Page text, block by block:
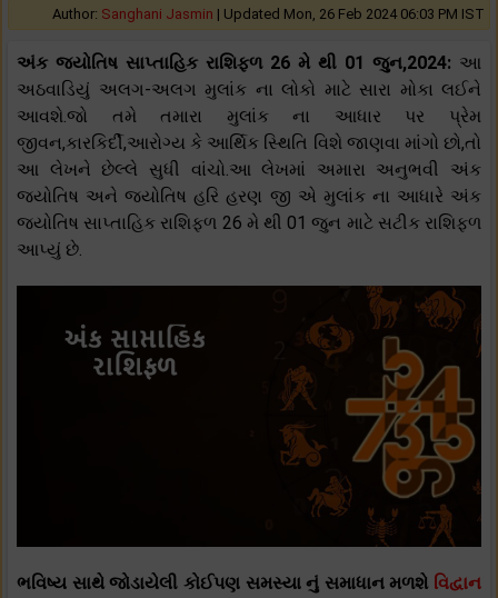
Author: Sanghani Jasmin | Updated Mon, 26 Feb 2024 06:03 PM IST
અંક જ્યોતિષ સાપ્તાહિક રાશિફળ 26 મે થી 01 જુન,2024: આ
અઠવાડિયું અલગ-અલગ મુલાંક ના લોકો માટે સારા મોકા લઈને
આવશે.જો તમે તમારા મુલાંક ના આધાર પર પ્રેમ
જીવન,કારકિર્દી,આરોગ્ય કે આર્થિક સ્થિતિ વિશે જાણવા માંગો છો,તો
આ લેખને છેલ્લે સુધી વાંચો.આ લેખમાં અમારા અનુભવી અંક
જ્યોતિષ અને જ્યોતિષ હરિ હરણ જી એ મુલાંક ના આધારે અંક
જ્યોતિષ સાપ્તાહિક રાશિફળ 26 મે થી 01 જુન માટે સટીક રાશિફળ
આપ્યું છે.
ભવિષ્ય સાથે જોડાયેલી કોઈપણ સમસ્યા નું સમાધાન મળશે વિદ્વાન